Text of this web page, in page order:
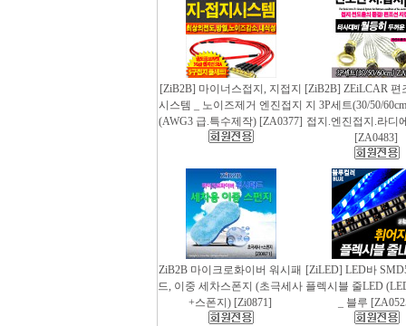
[ZiB2B] 마이너스접지, 지접지
시스템 _ 노이즈제거 엔진접지
(AWG3 급.특수제작) [ZA0377]
[ZiB2B] ZEiLCAR 편
지 3P세트(30/50/
접지.엔진접지.라디
[ZA0483]
ZiB2B 마이크로화이버 워시패
드, 이중 세차스폰지 (초극세사
+스폰지) [Zi0871]
[ZiLED] LED바
플렉시블 줄LED
_ 블루